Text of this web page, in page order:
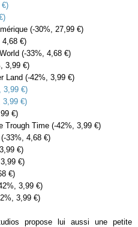
€)
(-30%, 27,99 €)
4,68 €)
(-33%, 4,68 €)
3,99 €)
Land (-42%, 3,99 €)
3,99 €)
3,99 €)
€)
Trough Time (-42%, 3,99 €)
33%, 4,68 €)
€)
€)
€)
3,99 €)
3,99 €)
propose lui aussi une petite